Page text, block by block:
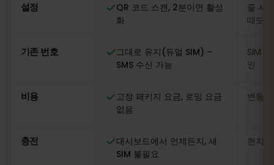
설정
QR 코드 스캔, 2분이면 활성
화
줄 서
때도
기존 번호
그대로 유지(듀얼 SIM) –
SMS 수신 가능
SIM
인
비용
고정 패키지 요금, 로밍 요금
없음
변동
충전
대시보드에서 언제든지, 새
SIM 불필요
현지